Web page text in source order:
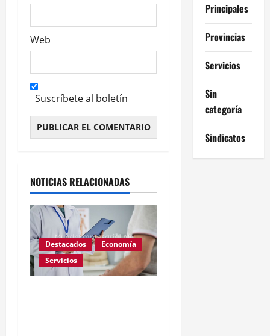
Web
Suscríbete al boletín
NOTICIAS RELACIONADAS
Destacados
Economía
Servicios
Principales
Provincias
Servicios
Sin
categoría
Sindicatos